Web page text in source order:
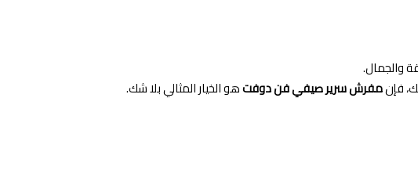
والجمال.
فإنمفرش سرير صيفي فن دوفتهو الخيار المثالي بلا شك.